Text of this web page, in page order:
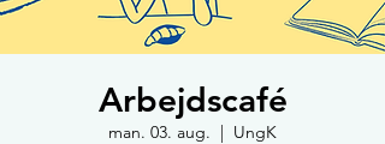
Arbejdscafé
man. 03. aug.
  |
UngK